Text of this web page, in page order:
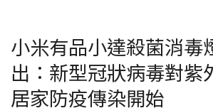
小米有品小達殺菌消毒
出：新型冠狀病毒對紫
居家防疫傳染開始